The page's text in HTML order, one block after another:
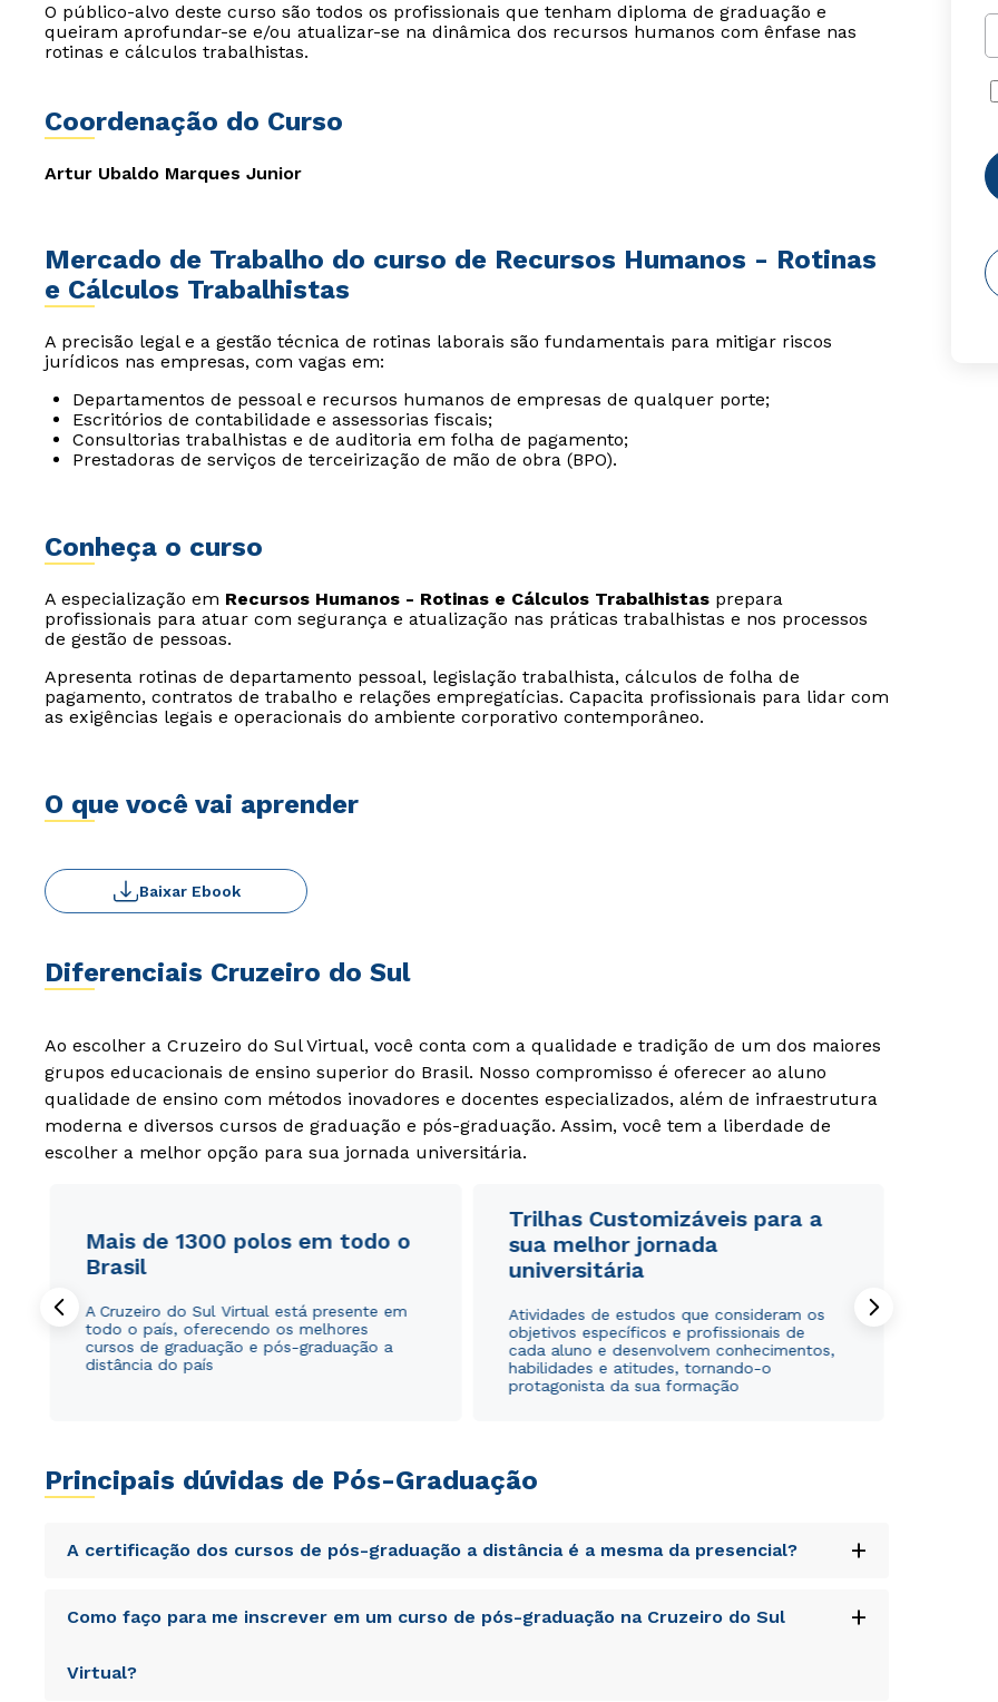
O público-alvo deste curso são todos os profissionais que tenham diploma de graduação e
queiram aprofundar-se e/ou atualizar-se na dinâmica dos recursos humanos com ênfase nas
rotinas e cálculos trabalhistas.
Coordenação do Curso
Artur Ubaldo Marques Junior
Mercado de Trabalho do curso de Recursos Humanos - Rotinas
e Cálculos Trabalhistas
A precisão legal e a gestão técnica de rotinas laborais são fundamentais para mitigar riscos
jurídicos nas empresas, com vagas em:
Departamentos de pessoal e recursos humanos de empresas de qualquer porte;
Escritórios de contabilidade e assessorias fiscais;
Consultorias trabalhistas e de auditoria em folha de pagamento;
Prestadoras de serviços de terceirização de mão de obra (BPO).
Conheça o curso
A especialização em Recursos Humanos - Rotinas e Cálculos Trabalhistas prepara
profissionais para atuar com segurança e atualização nas práticas trabalhistas e nos processos
de gestão de pessoas.
Apresenta rotinas de departamento pessoal, legislação trabalhista, cálculos de folha de
pagamento, contratos de trabalho e relações empregatícias. Capacita profissionais para lidar com
as exigências legais e operacionais do ambiente corporativo contemporâneo.
O que você vai aprender
Baixar Ebook
Diferenciais Cruzeiro do Sul
Ao escolher a Cruzeiro do Sul Virtual, você conta com a qualidade e tradição de um dos maiores
grupos educacionais de ensino superior do Brasil. Nosso compromisso é oferecer ao aluno
qualidade de ensino com métodos inovadores e docentes especializados, além de infraestrutura
moderna e diversos cursos de graduação e pós-graduação. Assim, você tem a liberdade de
escolher a melhor opção para sua jornada universitária.
Mais de 1300 polos em todo o
Brasil
A Cruzeiro do Sul Virtual está presente em
todo o país, oferecendo os melhores
cursos de graduação e pós-graduação a
distância do país
Trilhas Customizáveis para a
sua melhor jornada
universitária
Atividades de estudos que consideram os
objetivos específicos e profissionais de
cada aluno e desenvolvem conhecimentos,
habilidades e atitudes, tornando-o
protagonista da sua formação
Principais dúvidas de Pós-Graduação
A certificação dos cursos de pós-graduação a distância é a mesma da presencial? +
totam rem aperiam, eaque ipsa quae ab illo inventore veritatis et quasi architecto beatae vitae dicta
consequuntur magni dolores eos qui ratione voluptatem sequi nesciunt.
Como faço para me inscrever em um curso de pós-graduação na Cruzeiro do Sul
Virtual?
+
Estou de acordo com a Política de Privacidade.
Estou de acordo com a Política de Privacidade.